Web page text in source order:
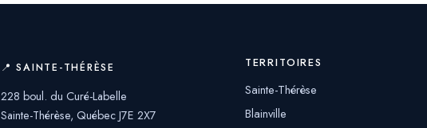
📍 SAINTE-THÉRÈSE
228 boul. du Curé-Labelle
Sainte-Thérèse, Québec J7E 2X7
TERRITOIRES
Sainte-Thérèse
Blainville